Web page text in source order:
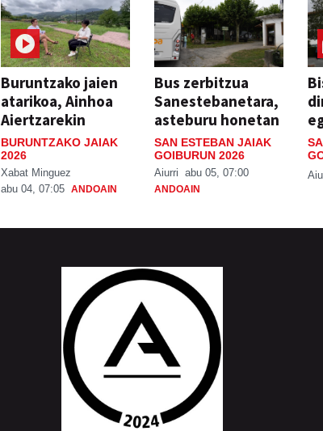
Buruntzako jaien
atarikoa, Ainhoa
Aiertzarekin
BURUNTZAKO JAIAK
2026
Xabat Minguez
abu 04, 07:05 ANDOAIN
Bus zerbitzua
Sanestebanetara,
asteburu honetan
SAN ESTEBAN JAIAK
GOIBURUN 2026
Aiurri abu 05, 07:00
ANDOAIN